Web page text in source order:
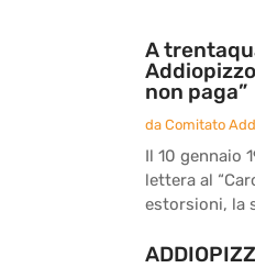
A
non paga”
da Comitato
Il 10 gennaio
lettera al
estorsioni, la